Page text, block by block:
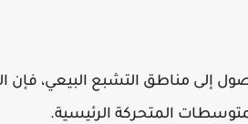
مناطق التشبع البيعي، فإن
المتحركة الرئيسية.